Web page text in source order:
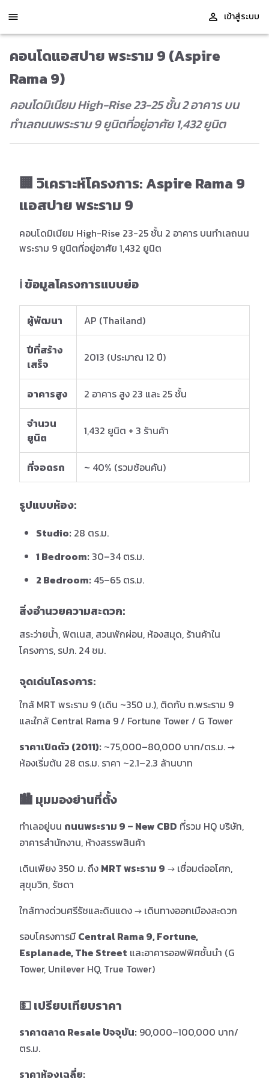
เข้าสู่ระบบ
คอนโดแอสปาย พระราม 9 (Aspire
Rama 9)
คอนโดมิเนียม High-Rise 23-25 ชั้น 2 อาคาร บน
ทำเลถนนพระราม 9 ยูนิตที่อยู่อาศัย 1,432 ยูนิต
🏢 วิเคราะห์โครงการ: Aspire Rama 9
แอสปาย พระราม 9
คอนโดมิเนียม High-Rise 23-25 ชั้น 2 อาคาร บนทำเลถนน
พระราม 9 ยูนิตที่อยู่อาศัย 1,432 ยูนิต
ℹ️ ข้อมูลโครงการแบบย่อ
ผู้พัฒนา AP (Thailand)
ปีที่สร้าง
เสร็จ
2013 (ประมาณ 12 ปี)
อาคารสูง 2 อาคาร สูง 23 และ 25 ชั้น
จำนวน
ยูนิต
1,432 ยูนิต + 3 ร้านค้า
ที่จอดรถ ~ 40% (รวมซ้อนคัน)
รูปแบบห้อง:
Studio: 28 ตร.ม.
1 Bedroom: 30–34 ตร.ม.
2 Bedroom: 45–65 ตร.ม.
สิ่งอำนวยความสะดวก:
สระว่ายน้ำ, ฟิตเนส, สวนพักผ่อน, ห้องสมุด, ร้านค้าใน
โครงการ, รปภ. 24 ชม.
จุดเด่นโครงการ:
ใกล้ MRT พระราม 9 (เดิน ~350 ม.), ติดกับ ถ.พระราม 9
และใกล้ Central Rama 9 / Fortune Tower / G Tower
ราคาเปิดตัว (2011): ~75,000–80,000 บาท/ตร.ม. →
ห้องเริ่มต้น 28 ตร.ม. ราคา ~2.1–2.3 ล้านบาท
🏙️ มุมมองย่านที่ตั้ง
ทำเลอยู่บน ถนนพระราม 9 – New CBD ที่รวม HQ บริษัท,
อาคารสำนักงาน, ห้างสรรพสินค้า
เดินเพียง 350 ม. ถึง MRT พระราม 9 → เชื่อมต่ออโศก,
สุขุมวิท, รัชดา
ใกล้ทางด่วนศรีรัชและดินแดง → เดินทางออกเมืองสะดวก
รอบโครงการมี Central Rama 9, Fortune,
Esplanade, The Street และอาคารออฟฟิศชั้นนำ (G
Tower, Unilever HQ, True Tower)
💵 เปรียบเทียบราคา
ราคาตลาด Resale ปัจจุบัน: 90,000–100,000 บาท/
ตร.ม.
ราคาห้องเฉลี่ย: